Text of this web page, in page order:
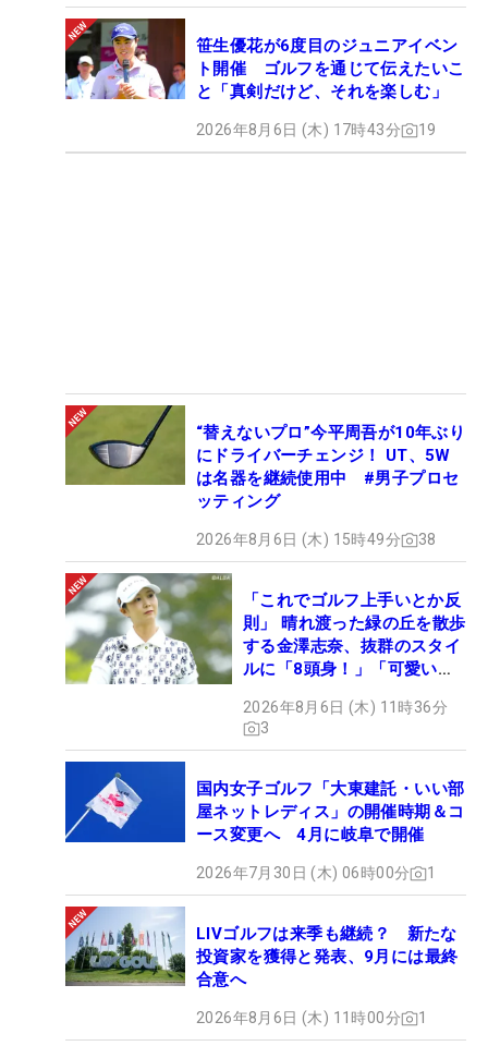
笹生優花が6度目のジュニアイベン
ト開催 ゴルフを通じて伝えたいこ
と「真剣だけど、それを楽しむ」
2026年8月6日 (木) 17時43分 19
“替えないプロ”今平周吾が10年ぶり
にドライバーチェンジ！ UT、5W
は名器を継続使用中 #男子プロセ
ッティング
2026年8月6日 (木) 15時49分 38
「これでゴルフ上手いとか反
則」 晴れ渡った緑の丘を散歩
する金澤志奈、抜群のスタイ
ルに「8頭身！」「可愛いに
2026年8月6日 (木) 11時36分
3
国内女子ゴルフ「大東建託・いい部
屋ネットレディス」の開催時期＆コ
ース変更へ 4月に岐阜で開催
2026年7月30日 (木) 06時00分 1
LIVゴルフは来季も継続？ 新たな
投資家を獲得と発表、9月には最終
合意へ
2026年8月6日 (木) 11時00分 1